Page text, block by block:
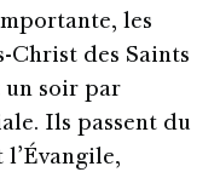
les
Christ des Saints
un soir par
Ils passent du
l’Évangile,